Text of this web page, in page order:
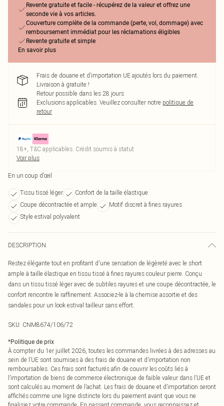
Revente gratuite et facile - récupérez de la valeur et offrez une
seconde vie à vos articles.
Couverture complète de la commande (perte, vol, dommage) avec
remboursement immédiat pour les réclamations éligibles
Revente gratuite et simple
En savoir plus
Frais de douane et d’importation UE ajoutés lors du paiement.
Livraison à gratuite !
Retour possible dans les 28 jours
Exclusions applicables. Veuillez consulter notre politique de
retour
18+, T&C applicables. Crédit soumis à statut
Voir plus
En un coup d’œil
Tissu tissé léger
Confort de la taille élastique
Coupe décontractée et ample
Motif discret à fines rayures
Style estival polyvalent
DESCRIPTION
Restez élégante tout en profitant d'une sensation de légèreté avec le short
ample à taille élastique en tissu tissé à fines rayures couleur pierre. Conçu
dans un tissu tissé léger avec de subtiles rayures et une coupe décontractée, le
confort rencontre le raffinement. Associez-le à la chemise assortie et des
sandales pour un look estival tailleur sans effort.
SKU: CNM8674/106/72
*Politique de prix
À compter du 1er juillet 2026, toutes les commandes livrées à des adresses au
sein de l’UE sont soumises à des frais de douane et d’importation non
remboursables. Ces frais sont facturés afin de couvrir les coûts liés à
l’importation de biens de commerce électronique de faible valeur dans l’UE et
sont calculés au moment de l’achat. Les frais de douane et d’importation seront
affichés comme une ligne distincte lors du paiement avant que vous ne